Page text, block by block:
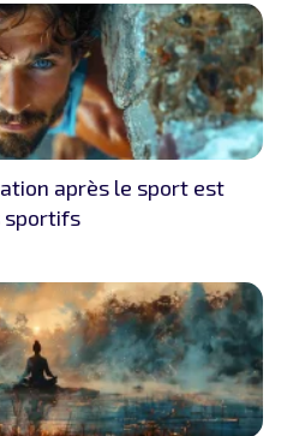
après le sport est
sportifs